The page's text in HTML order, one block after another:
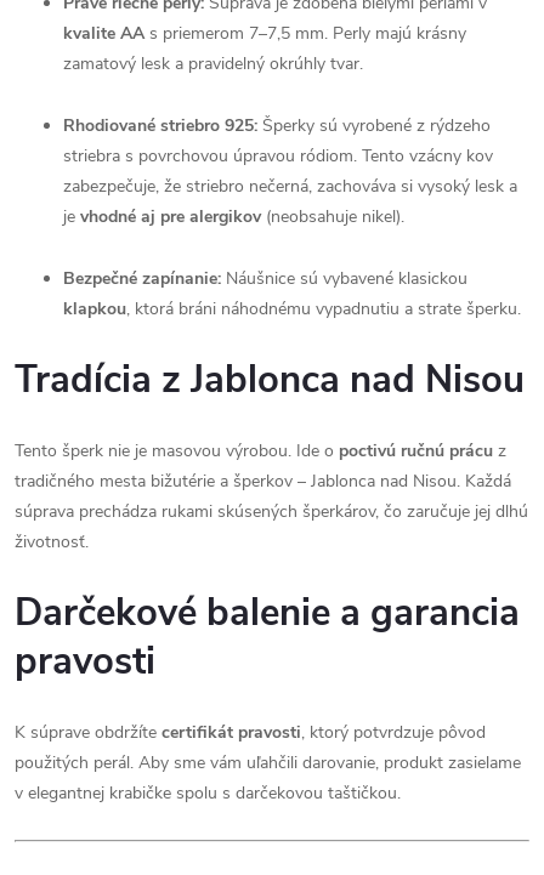
kvalite AAs priemerom 7–7,5 mm. Perly majú krásny
zamatový lesk a pravidelný okrúhly tvar.
Rhodiované striebro 925: Šperky sú vyrobené z rýdzeho
striebra s povrchovou úpravou ródiom. Tento vzácny kov
zabezpečuje, že striebro nečerná, zachováva si vysoký lesk a
je vhodné aj pre alergikov(neobsahuje nikel).
Bezpečné zapínanie: Náušnice sú vybavené klasickou
klapkou, ktorá bráni náhodnému vypadnutiu a strate šperku.
Tradícia z Jablonca nad Nisou
Tento šperk nie je masovou výrobou. Ide o poctivú ručnú prácu z
tradičného mesta bižutérie a šperkov – Jablonca nad Nisou. Každá
súprava prechádza rukami skúsených šperkárov, čo zaručuje jej dlhú
životnosť.
Darčekové balenie a garancia
pravosti
K súprave obdržíte certifikát pravosti, ktorý potvrdzuje pôvod
použitých perál. Aby sme vám uľahčili darovanie, produkt zasielame
v elegantnej krabičke spolu s darčekovou taštičkou.